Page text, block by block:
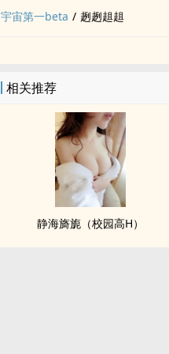
宇宙第一beta / 趔趔趄趄
相关推荐
静海旖旎（校园高H）